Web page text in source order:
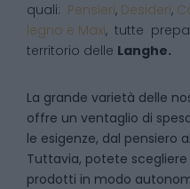
quali: Pensieri, Desideri,
legno e Maxi, tutte
territorio delle Langhe.
La grande varietà delle
offre un ventaglio di
le esigenze, dal pensiero
Tuttavia, potete
prodotti in modo